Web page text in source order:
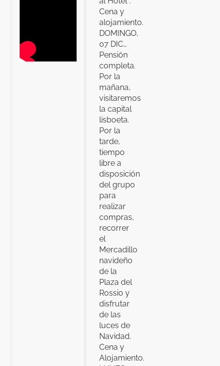
Cena y
alojamiento.
DOMINGO,
07 DIC…
Pensión
completa.
Por la
mañana,
visitaremos
la capital
lisboeta.
Por la
tarde,
tiempo
libre a
disposición
del grupo
para
realizar
compras,
recorrer
el
Mercadillo
navideño
de la
Plaza del
Rossio y
disfrutar
de las
luces de
Navidad.
Cena y
Alojamiento.